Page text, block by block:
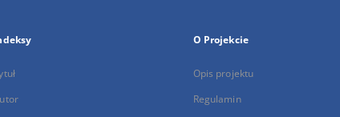
O Projekcie
Opis projektu
Regulamin